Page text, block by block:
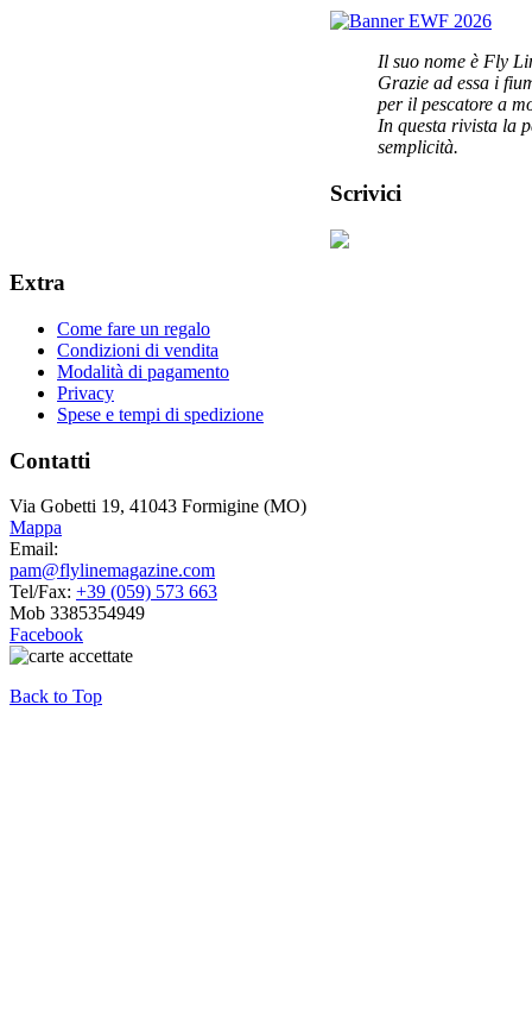
Il suo nome è Fly
Grazie ad essa i
per il pescatore a
In questa rivista la
semplicità.
Scrivici
Extra
Come fare un regalo
Condizioni di vendita
Modalità di pagamento
Privacy
Spese e tempi di spedizione
Contatti
Via Gobetti 19, 41043 Formigine (MO)
Mappa
Email:
pam@flylinemagazine.com
Tel/Fax: +39 (059) 573 663
Mob 3385354949
Facebook
Back to Top